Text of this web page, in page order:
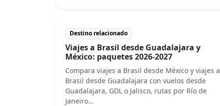
Destino relacionado
Viajes a Brasil desde Guadalajara y
México: paquetes 2026-2027
Compara viajes a Brasil desde México y viajes a
Brasil desde Guadalajara con vuelos desde
Guadalajara, GDL o Jalisco, rutas por Río de
Janeiro...